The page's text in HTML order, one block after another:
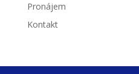
Pronájem
Kontakt